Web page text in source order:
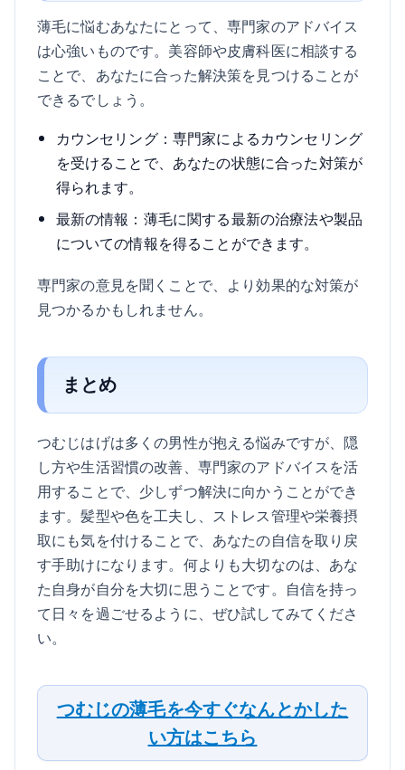
薄毛に悩むあなたにとって、専門家のアドバイス
は心強いものです。美容師や皮膚科医に相談する
ことで、あなたに合った解決策を見つけることが
できるでしょう。
カウンセリング：専門家によるカウンセリング
を受けることで、あなたの状態に合った対策が
得られます。
最新の情報：薄毛に関する最新の治療法や製品
についての情報を得ることができます。
専門家の意見を聞くことで、より効果的な対策が
見つかるかもしれません。
まとめ
つむじはげは多くの男性が抱える悩みですが、隠
し方や生活習慣の改善、専門家のアドバイスを活
用することで、少しずつ解決に向かうことができ
ます。髪型や色を工夫し、ストレス管理や栄養摂
取にも気を付けることで、あなたの自信を取り戻
す手助けになります。何よりも大切なのは、あな
た自身が自分を大切に思うことです。自信を持っ
て日々を過ごせるように、ぜひ試してみてくださ
い。
つむじの薄毛を今すぐなんとかした
い方はこちら